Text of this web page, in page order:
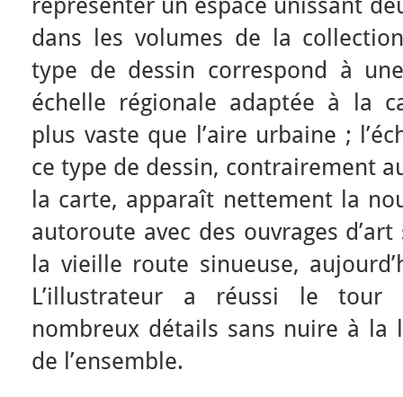
dans les volumes de la
type de dessin correspond à
échelle régionale adaptée à la
plus vaste que l’aire urbaine ;
ce type de dessin, contrairement
la carte, apparaît nettement la
autoroute avec des ouvrages
la vieille route sinueuse,
L’illustrateur a réussi le tour
nombreux détails sans nuire à la
de l’ensemble.